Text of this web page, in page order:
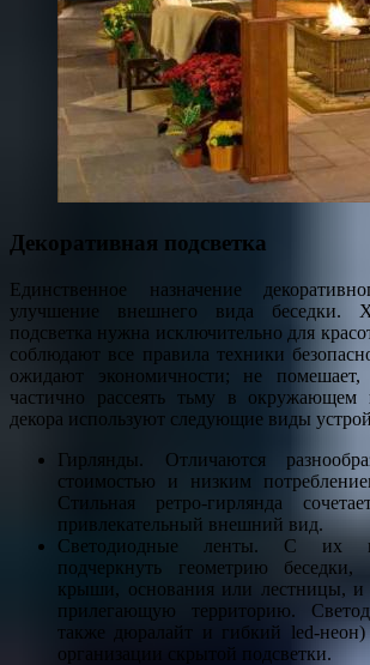
Декоративная подсветка
Единственное назначение
улучшение внешнего вида беседки.
подсветка нужна исключительно для
соблюдают все правила техники
ожидают экономичности; не
частично рассеять тьму в окружающем
декора используют следующие виды
Гирлянды. Отличаются
стоимостью и низким
Стильная ретро-гирлянда
привлекательный внешний вид.
Светодиодные ленты. С их
подчеркнуть геометрию беседки,
крыши, основания или лестницы, и
прилегающую территорию.
также дюралайт и гибкий led-
организации скрытой подсветки.